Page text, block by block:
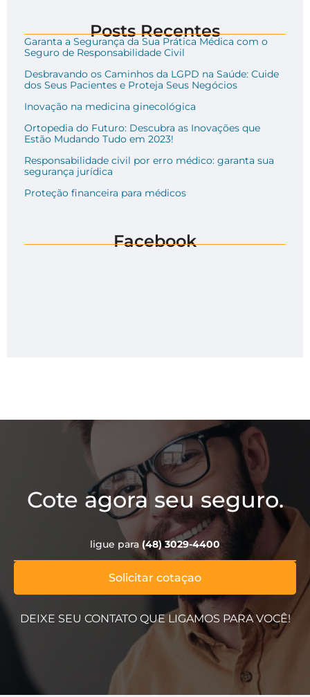
Posts Recentes
Garanta a Segurança da Sua Prática Médica com o
Seguro de Responsabilidade Civil
Desbravando os Caminhos da LGPD na Saúde: Cuide
dos Seus Pacientes e Proteja Seus Negócios
Inovação na medicina ginecológica
Ortopedia do Futuro: Descubra as Inovações que
Estão Mudando Tudo em 2023!
Responsabilidade civil por erro médico: garanta sua
segurança jurídica
Proteção financeira para médicos
Facebook
Cote agora seu seguro.
Solicitar cotaçao
ligue para (48) 3029-4400
DEIXE SEU CONTATO QUE LIGAMOS PARA VOCÊ!